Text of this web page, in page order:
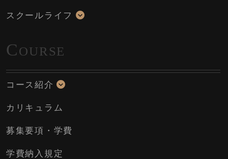
スクールライフ
COURSE
コース紹介
カリキュラム
募集要項・学費
学費納入規定